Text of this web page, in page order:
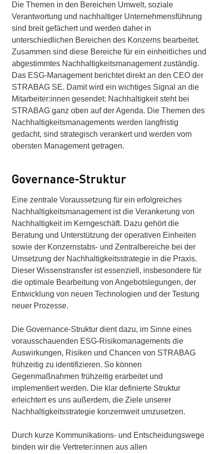
Die Themen in den Bereichen Umwelt, soziale
Verantwortung und nachhaltiger Unternehmensführung
sind breit gefächert und werden daher in
unterschiedlichen Bereichen des Konzerns bearbeitet.
Zusammen sind diese Bereiche für ein einheitliches und
abgestimmtes Nachhaltigkeitsmanagement zuständig.
Das ESG-Management berichtet direkt an den CEO der
STRABAG SE. Damit wird ein wichtiges Signal an die
Mitarbeiter:innen gesendet: Nachhaltigkeit steht bei
STRABAG ganz oben auf der Agenda. Die Themen des
Nachhaltigkeitsmanagements werden langfristig
gedacht, sind strategisch verankert und werden vom
obersten Management getragen.
Governance-Struktur
Eine zentrale Voraussetzung für ein erfolgreiches
Nachhaltigkeitsmanagement ist die Verankerung von
Nachhaltigkeit im Kerngeschäft. ​Dazu gehört die
Beratung und Unterstützung der operativen Einheiten
sowie der Konzernstabs- und Zentralbereiche bei der
Umsetzung der Nachhaltigkeitsstrategie in die Praxis.
Dieser Wissenstransfer ist essenziell, insbesondere für
die optimale Bearbeitung von Angebotslegungen, der
Entwicklung von neuen Technologien und der Testung
neuer Prozesse.
Die Governance-Struktur dient dazu, im Sinne eines
vorausschauenden ESG-Risikomanagements die
Auswirkungen, Risiken und Chancen von STRABAG
frühzeitig zu identifizieren. So können
Gegenmaßnahmen frühzeitig erarbeitet und
implementiert werden. Die klar definierte Struktur
erleichtert es uns außerdem, die Ziele unserer
Nachhaltigkeitsstrategie konzernweit umzusetzen.
Durch kurze Kommunikations- und Entscheidungswege
binden wir die Vertreter:innen aus allen